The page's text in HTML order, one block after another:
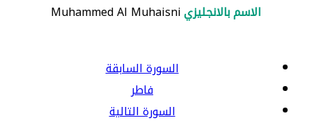
الاسم بالانجليزيMuhammed Al Muhaisni
السورة السابقة
فاطر
السورة التالية